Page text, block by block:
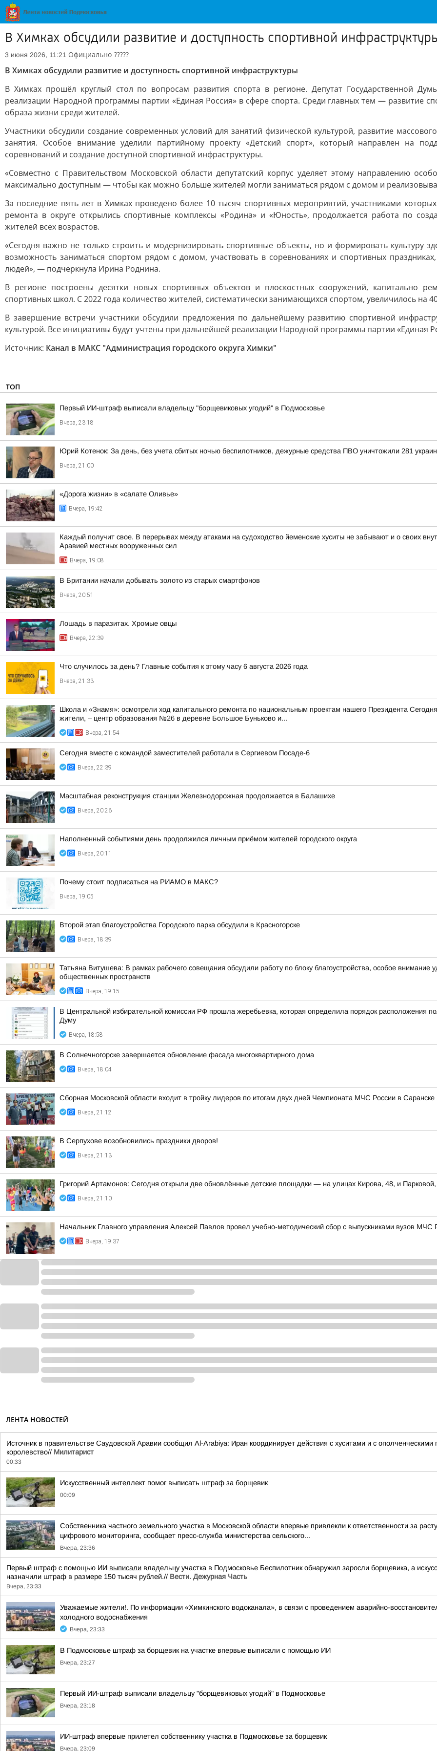
В Химках обсудили развитие и доступность спортивной
3 июня 2026, 11:21 Официально ?????
В Химках обсудили развитие и доступность спортивной инфраструктуры
В Химках прошёл круглый стол по вопросам развития спорта в регионе. Депутат Государственной
реализации Народной программы партии «Единая Россия» в сфере спорта. Среди главных тем — развитие
образа жизни среди жителей.
Участники обсудили создание современных условий для занятий физической культурой, развитие
занятия. Особое внимание уделили партийному проекту «Детский спорт», который направлен на
соревнований и создание доступной спортивной инфраструктуры.
«Совместно с Правительством Московской области депутатский корпус уделяет этому направлению
максимально доступным — чтобы как можно больше жителей могли заниматься рядом с домом и
За последние пять лет в Химках проведено более 10 тысяч спортивных мероприятий, участниками
ремонта в округе открылись спортивные комплексы «Родина» и «Юность», продолжается работа по
жителей всех возрастов.
«Сегодня важно не только строить и модернизировать спортивные объекты, но и формировать культуру
возможность заниматься спортом рядом с домом, участвовать в соревнованиях и спортивных
людей», — подчеркнула Ирина Роднина.
В регионе построены десятки новых спортивных объектов и плоскостных сооружений, капитально
спортивных школ. С 2022 года количество жителей, систематически занимающихся спортом, увеличилось на
В завершение встречи участники обсудили предложения по дальнейшему развитию спортивной
культурой. Все инициативы будут учтены при дальнейшей реализации Народной программы партии «Единая
Источник: Канал в МАКС "Администрация городского округа Химки"
ТОП
Первый ИИ-штраф выписали владельцу "борщевиковых угодий" в Подмосковье
Вчера, 23:18
Юрий Котенок: За день, без учета сбитых ночью беспилотников, дежурные средства ПВО уничтожили 281
Вчера, 21:00
«Дорога жизни» в «салате Оливье»
Вчера, 19:42
Каждый получит свое. В перерывах между атаками на судоходство йеменские хуситы не забывают и о своих
Аравией местных вооруженных сил
Вчера, 19:08
В Британии начали добывать золото из старых смартфонов
Вчера, 20:51
Лошадь в паразитах. Хромые овцы
Вчера, 22:39
Что случилось за день? Главные события к этому часу 6 августа 2026 года
Вчера, 21:33
Школа и «Знамя»: осмотрели ход капитального ремонта по национальным проектам нашего Президента
жители, – центр образования №26 в деревне Большое Буньково и...
Вчера, 21:54
Сегодня вместе с командой заместителей работали в Сергиевом Посаде-6
Вчера, 22:39
Масштабная реконструкция станции Железнодорожная продолжается в Балашихе
Вчера, 20:26
Наполненный событиями день продолжился личным приёмом жителей городского округа
Вчера, 20:11
Почему стоит подписаться на РИАМО в МАКС?
Вчера, 19:05
Второй этап благоустройства Городского парка обсудили в Красногорске
Вчера, 18:39
Татьяна Витушева: В рамках рабочего совещания обсудили работу по блоку благоустройства, особое внимание
общественных пространств
Вчера, 19:15
В Центральной избирательной комиссии РФ прошла жеребьевка, которая определила порядок расположения
Думу
Вчера, 18:58
В Солнечногорске завершается обновление фасада многоквартирного дома
Вчера, 18:04
Сборная Московской области входит в тройку лидеров по итогам двух дней Чемпионата МЧС России в Саранске
Вчера, 21:12
В Серпухове возобновились праздники дворов!
Вчера, 21:13
Григорий Артамонов: Сегодня открыли две обновлённые детские площадки — на улицах Кирова, 48, и
Вчера, 21:10
Начальник Главного управления Алексей Павлов провел учебно-методический сбор с выпускниками вузов МЧС
Вчера, 19:37
ЛЕНТА НОВОСТЕЙ
Источник в правительстве Саудовской Аравии сообщил Al-Arabiya: Иран координирует действия с хуситами и с
королевство// Милитарист
00:33
Искусственный интеллект помог выписать штраф за борщевик
00:09
Собственника частного земельного участка в Московской области впервые привлекли к ответственности за
цифрового мониторинга, сообщает пресс-служба министерства сельского...
Вчера, 23:36
Первый штраф с помощью ИИ выписали владельцу участка в Подмосковье Беспилотник обнаружил заросли борщевика, а
назначили штраф в размере 150 тысяч рублей.// Вести. Дежурная Часть
Вчера, 23:33
Уважаемые жители!. По информации «Химкинского водоканала», в связи с проведением аварийно-
холодного водоснабжения
Вчера, 23:33
В Подмосковье штраф за борщевик на участке впервые выписали с помощью ИИ
Вчера, 23:27
Первый ИИ-штраф выписали владельцу "борщевиковых угодий" в Подмосковье
Вчера, 23:18
ИИ-штраф впервые прилетел собственнику участка в Подмосковье за борщевик
Вчера, 23:09